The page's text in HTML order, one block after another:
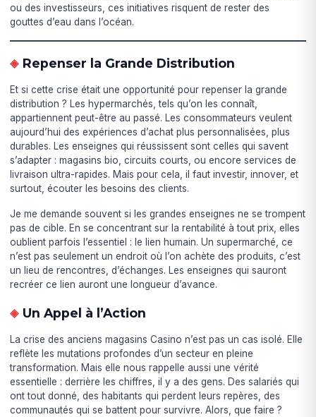
ou des investisseurs, ces initiatives risquent de rester des
gouttes d’eau dans l’océan.
Repenser la Grande Distribution
Et si cette crise était une opportunité pour repenser la grande
distribution ? Les hypermarchés, tels qu’on les connaît,
appartiennent peut-être au passé. Les consommateurs veulent
aujourd’hui des expériences d’achat plus personnalisées, plus
durables. Les enseignes qui réussissent sont celles qui savent
s’adapter : magasins bio, circuits courts, ou encore services de
livraison ultra-rapides. Mais pour cela, il faut investir, innover, et
surtout, écouter les besoins des clients.
Je me demande souvent si les grandes enseignes ne se trompent
pas de cible. En se concentrant sur la rentabilité à tout prix, elles
oublient parfois l’essentiel : le lien humain. Un supermarché, ce
n’est pas seulement un endroit où l’on achète des produits, c’est
un lieu de rencontres, d’échanges. Les enseignes qui sauront
recréer ce lien auront une longueur d’avance.
Un Appel à l’Action
La crise des anciens magasins Casino n’est pas un cas isolé. Elle
reflète les mutations profondes d’un secteur en pleine
transformation. Mais elle nous rappelle aussi une vérité
essentielle : derrière les chiffres, il y a des gens. Des salariés qui
ont tout donné, des habitants qui perdent leurs repères, des
communautés qui se battent pour survivre. Alors, que faire ?